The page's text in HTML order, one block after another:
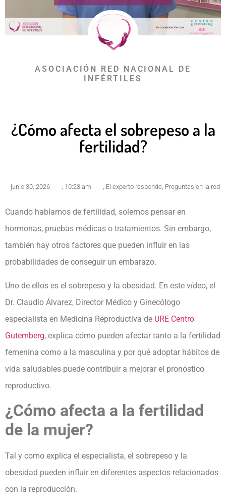
ASOCIACIÓN RED NACIONAL DE
INFÉRTILES
¿Cómo afecta el sobrepeso a la
fertilidad?
junio 30, 2026 10:23 am El experto responde, Preguntas en la red
Cuando hablamos de fertilidad, solemos pensar en
hormonas, pruebas médicas o tratamientos. Sin embargo,
también hay otros factores que pueden influir en las
probabilidades de conseguir un embarazo.
Uno de ellos es el sobrepeso y la obesidad. En este vídeo, el
Dr. Claudio Álvarez, Director Médico y Ginecólogo
especialista en Medicina Reproductiva de URE Centro
Gutemberg, explica cómo pueden afectar tanto a la fertilidad
femenina como a la masculina y por qué adoptar hábitos de
vida saludables puede contribuir a mejorar el pronóstico
reproductivo.
¿Cómo afecta a la fertilidad
de la mujer?
Tal y como explica el especialista, el sobrepeso y la
obesidad pueden influir en diferentes aspectos relacionados
con la reproducción.